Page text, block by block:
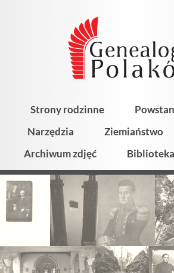
Strony rodzinne
Narzędzia
Ziemiaństwo
Archiwum zdjęć
Biblioteka